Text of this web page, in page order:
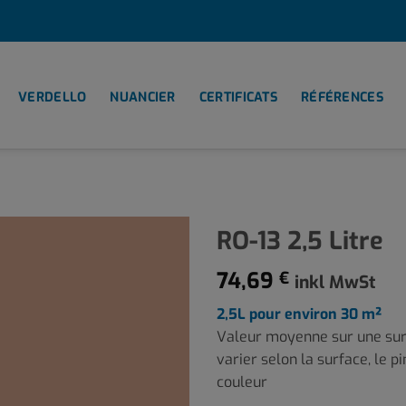
VERDELLO NUANCIER CERTIFICATS RÉFÉRENCES
RO-13 2,5 Litre
74,69 € inkl MwSt
2,5L pour environ 30 m²
Valeur moyenne sur une
varier selon la surface, le
couleur